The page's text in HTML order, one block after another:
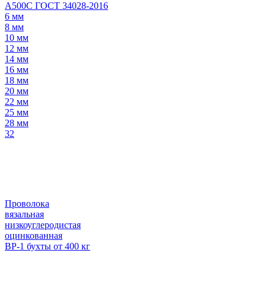
А500С ГОСТ 34028-2016
6 мм
8 мм
10 мм
12 мм
14 мм
16 мм
18 мм
20 мм
22 мм
25 мм
28 мм
32
Проволока
вязальная
низкоуглеродистая
оцинкованная
ВР-1 бухты от 400 кг